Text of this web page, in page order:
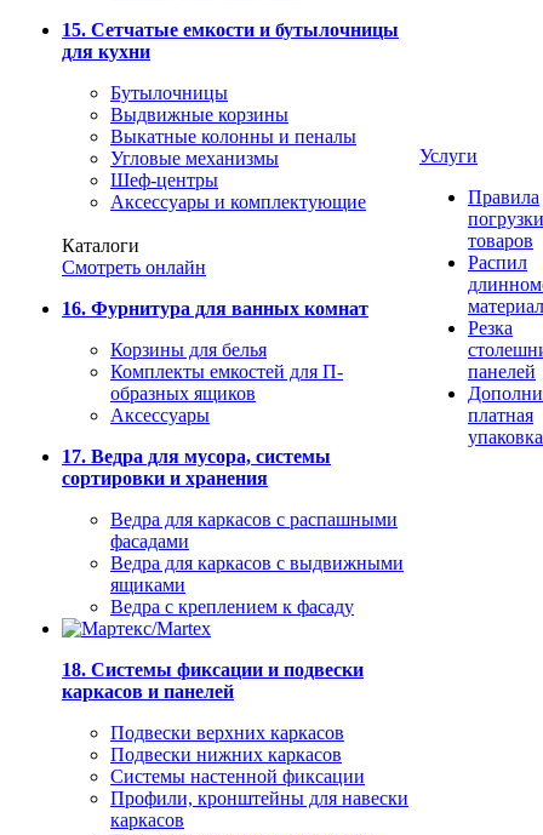
15. Сетчатые емкости и бутылочницы
для кухни
Бутылочницы
Выдвижные корзины
Выкатные колонны и пеналы
Угловые механизмы
Шеф-центры
Аксессуары и комплектующие
Каталоги
Смотреть онлайн
16. Фурнитура для ванных комнат
Корзины для белья
Комплекты емкостей для П-
образных ящиков
Аксессуары
17. Ведра для мусора, системы
сортировки и хранения
Ведра для каркасов с распашными
фасадами
Ведра для каркасов с выдвижными
ящиками
Ведра с креплением к фасаду
18. Системы фиксации и подвески
каркасов и панелей
Подвески верхних каркасов
Подвески нижних каркасов
Системы настенной фиксации
Профили, кронштейны для навески
каркасов
Услуги
Правила
погрузки
товаров
Распил
Резка
панелей
платная
упаковка